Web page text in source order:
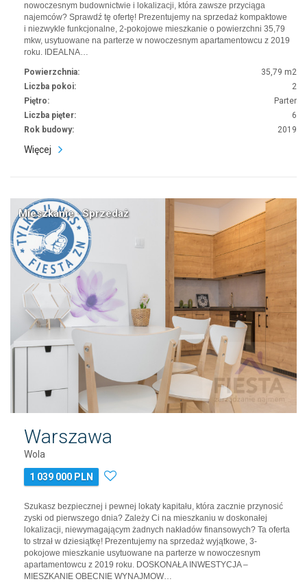
nowoczesnym budownictwie i lokalizacji, która zawsze przyciąga
najemców? Sprawdź tę ofertę! Prezentujemy na sprzedaż kompaktowe
i niezwykle funkcjonalne, 2-pokojowe mieszkanie o powierzchni 35,79
mkw, usytuowane na parterze w nowoczesnym apartamentowcu z 2019
roku. IDEALNA…
Powierzchnia:
35,79 m2
Liczba pokoi:
2
Piętro:
Parter
Liczba pięter:
6
Rok budowy:
2019
Więcej
Mieszkanie · Sprzedaż
Warszawa
Wola
1 039 000 PLN
Szukasz bezpiecznej i pewnej lokaty kapitału, która zacznie przynosić
zyski od pierwszego dnia? Zależy Ci na mieszkaniu w doskonałej
lokalizacji, niewymagającym żadnych nakładów finansowych? Ta oferta
to strzał w dziesiątkę! Prezentujemy na sprzedaż wyjątkowe, 3-
pokojowe mieszkanie usytuowane na parterze w nowoczesnym
apartamentowcu z 2019 roku. DOSKONAŁA INWESTYCJA –
MIESZKANIE OBECNIE WYNAJMOW…